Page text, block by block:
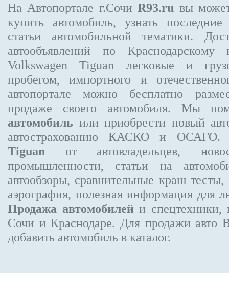
На Автопортале г.СочиR93.ru вы
купить автомобиль, узнать
статьи автомобильной тематики.
автообъявлений по
Volkswagen Tiguan легковые и
пробегом, импортного и
автопортале можно бесплатно
продаже своего автомобиля. Мы
автомобиль или приобрести новый
автострахованию КАСКО и
Tiguan от автовладельцев,
промышленности, статьи на
автообзоры, сравнительные краш
аэрография, полезная информация для
Продажа автомобилей и спецтехники,
Сочи и Краснодаре. Для продажи авто
добавить автомобиль в каталог.